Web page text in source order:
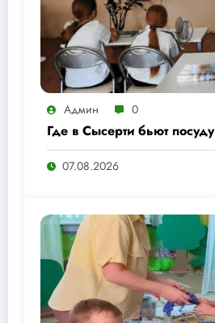
Админ 0
Где в Сысерти бьют посуду
07.08.2026